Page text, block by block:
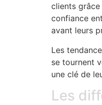
clients
confiance
avant leurs
Les
se tournent
une clé de
Les